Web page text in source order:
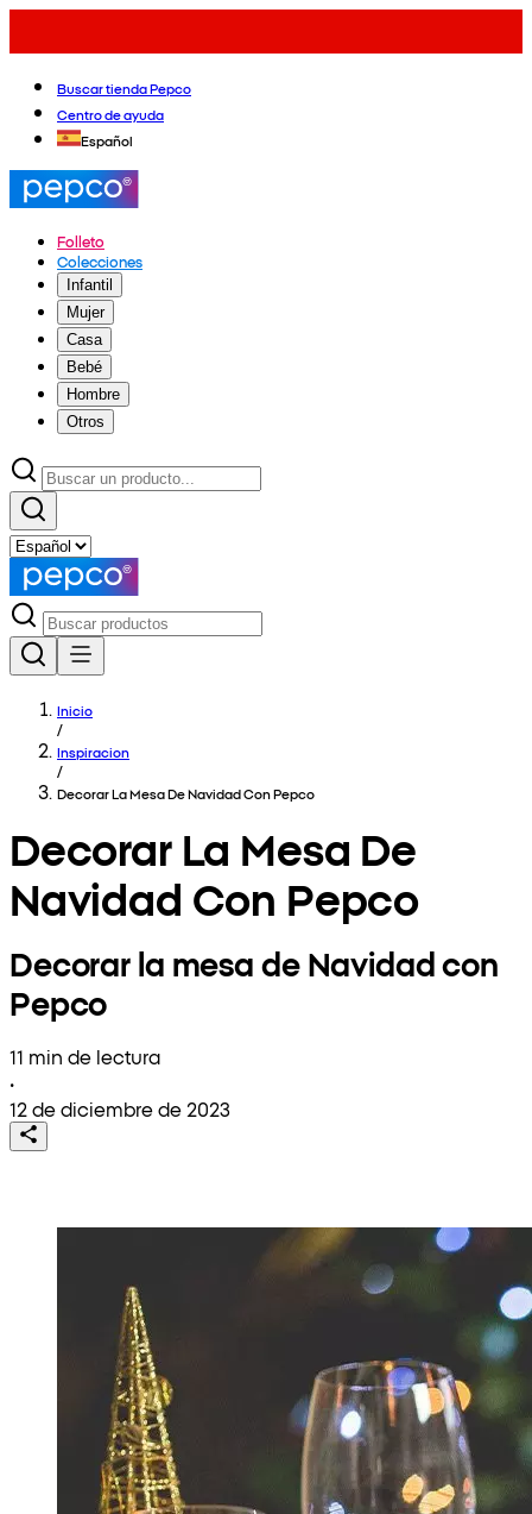
Buscar tienda Pepco
Centro de ayuda
Español
Folleto
Colecciones
Infantil
Mujer
Casa
Bebé
Hombre
Otros
Inicio
/
Inspiracion
/
Decorar La Mesa De Navidad Con Pepco
Decorar La Mesa De
Navidad Con Pepco
Decorar la mesa de Navidad con
Pepco
11 min de lectura
•
12 de diciembre de 2023